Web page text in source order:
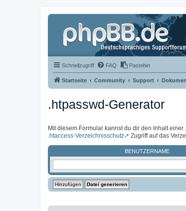
Schnellzugriff FAQ Pastebin
Startseite Community Support
.htpasswd-Generator
Mit diesem Formular kannst du dir den Inhalt
.htaccess-Verzeichnisschutz
Zugriff auf das
BENUTZERNAME